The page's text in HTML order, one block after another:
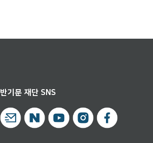
반기문 재단 SNS